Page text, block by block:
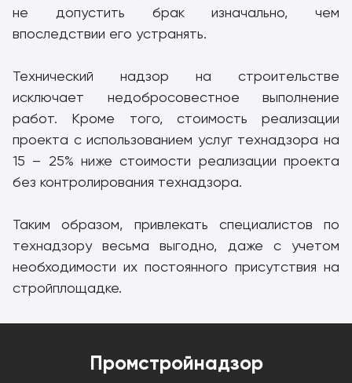
не допустить брак изначально, чем
впоследствии его устранять.
Технический надзор на строительстве
исключает недобросовестное выполнение
работ. Кроме того, стоимость реализации
проекта с использованием услуг технадзора на
15 – 25% ниже стоимости реализации проекта
без контролирования технадзора.
Таким образом, привлекать специалистов по
технадзору весьма выгодно, даже с учетом
необходимости их постоянного присутствия на
стройплощадке.
Промстройнадзор